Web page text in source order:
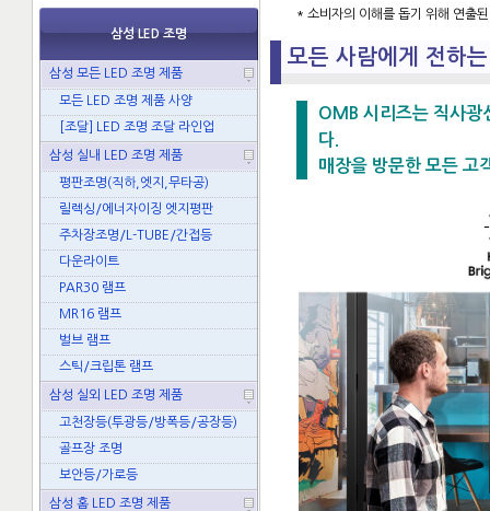
삼성 LED 조명
삼성 모든 LED 조명 제품
모든 LED 조명 제품 사양
[조달] LED 조명 조달 라인업
삼성 실내 LED 조명 제품
평판조명(직하,엣지,무타공)
릴렉싱/에너자이징 엣지평판
주차장조명/L-TUBE/간접등
다운라이트
PAR30 램프
MR16 램프
벌브 램프
스틱/크립톤 램프
삼성 실외 LED 조명 제품
고천장등(투광등/방폭등/공장등)
골프장 조명
보안등/가로등
삼성 홈 LED 조명 제품
* 소비자의 이해를 돕기 위해 연출
모든 사람에게 전하
OMB 시리즈는 직사광
다.
매장을 방문한 모든 고